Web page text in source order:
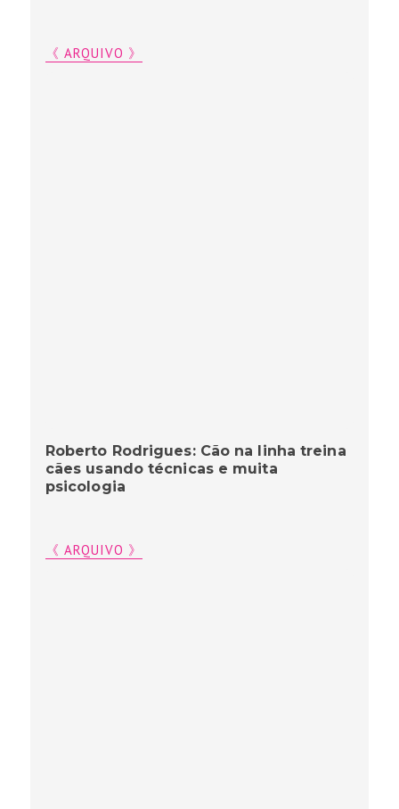
《 ARQUIVO 》
Roberto Rodrigues: Cão na linha treina
cães usando técnicas e muita
psicologia
《 ARQUIVO 》